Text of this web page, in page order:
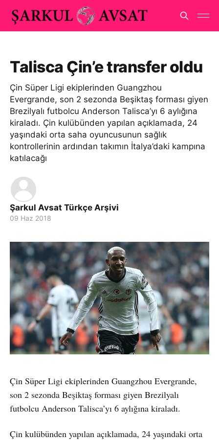
Talisca Çin’e transfer oldu
Çin Süper Ligi ekiplerinden Guangzhou
Evergrande, son 2 sezonda Beşiktaş forması giyen
Brezilyalı futbolcu Anderson Talisca’yı 6 aylığına
kiraladı. Çin kulübünden yapılan açıklamada, 24
yaşındaki orta saha oyuncusunun sağlık
kontrollerinin ardından takımın İtalya’daki kampına
katılacağı
Şarkul Avsat Türkçe Arşivi
09 Haz 2018
Çin Süper Ligi ekiplerinden Guangzhou Evergrande,
son 2 sezonda Beşiktaş forması giyen Brezilyalı
futbolcu Anderson Talisca’yı 6 aylığına kiraladı.
Çin kulübünden yapılan açıklamada, 24 yaşındaki orta